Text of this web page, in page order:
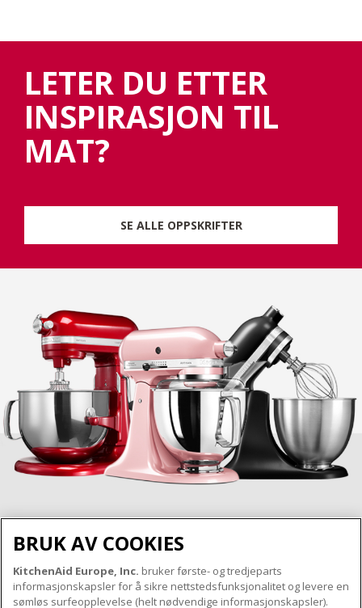
LETER DU ETTER
INSPIRASJON TIL
MAT?
SE ALLE OPPSKRIFTER
OM KITCHENAID
Merkets kjerne
BRUK AV COOKIES
KitchenAid Europe, Inc. bruker første- og tredjeparts
informasjonskapsler for å sikre nettstedsfunksjonalitet og levere en
sømløs surfeopplevelse (helt nødvendige informasjonskapsler).